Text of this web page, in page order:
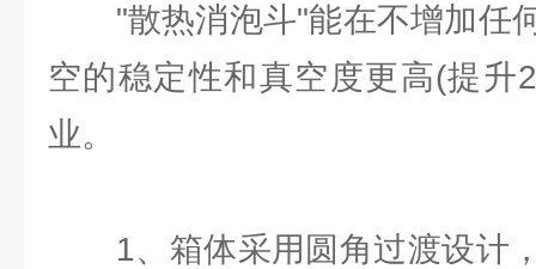
"散热消泡斗"能在不增加任
空的稳定性和真空度更高(提升
业。
1、箱体采用圆角过渡设计